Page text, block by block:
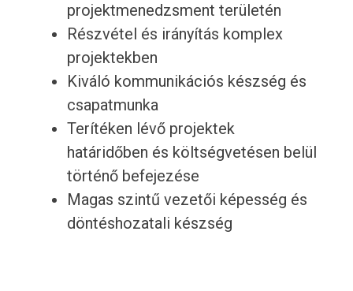
projektmenedzsment területén
Részvétel és irányítás komplex
projektekben
Kiváló kommunikációs készség és
csapatmunka
Terítéken lévő projektek
határidőben és költségvetésen belül
történő befejezése
Magas szintű vezetői képesség és
döntéshozatali készség